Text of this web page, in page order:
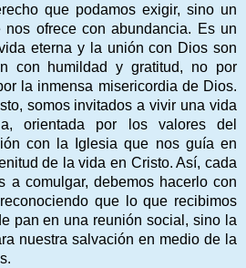
que podamos exigir, sino un
ofrece con abundancia. Es un
eterna y la unión con Dios son
con humildad y gratitud, no por
la inmensa misericordia de Dios.
somos invitados a vivir una vida
orientada por los valores del
con la Iglesia que nos guía en
de la vida en Cristo. Así, cada
a comulgar, debemos hacerlo con
que lo que recibimos
pan en una reunión social, sino la
nuestra salvación en medio de la